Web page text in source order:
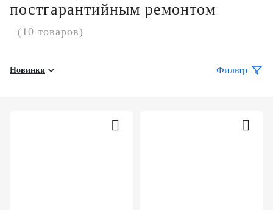
постгарантийным ремонтом
(10 товаров)
Новинки Фильтр